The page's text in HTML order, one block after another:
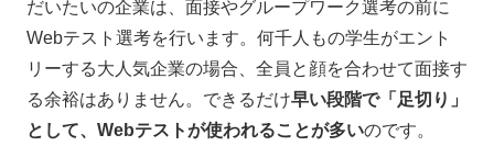
だいたいの企業は、面接やグループワーク選考の前に
Webテスト選考を行います。何千人もの学生がエント
リーする大人気企業の場合、全員と顔を合わせて面接す
る余裕はありません。できるだけ早い段階で「足切り」
として、 Webテストが使われることが多いのです。